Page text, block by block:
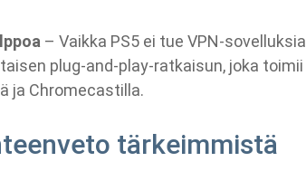
– Vaikka PS5 ei tue VPN-sovelluksia
plug-and-play-ratkaisun, joka toimii
ja Chromecastilla.
tärkeimmistä